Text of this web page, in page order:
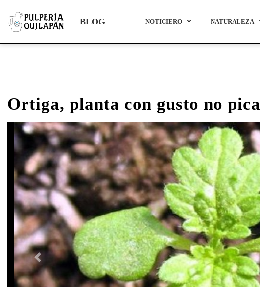
contenido
BLOG NOTICIERO NATURALEZA
Ortiga, planta con gusto no pica